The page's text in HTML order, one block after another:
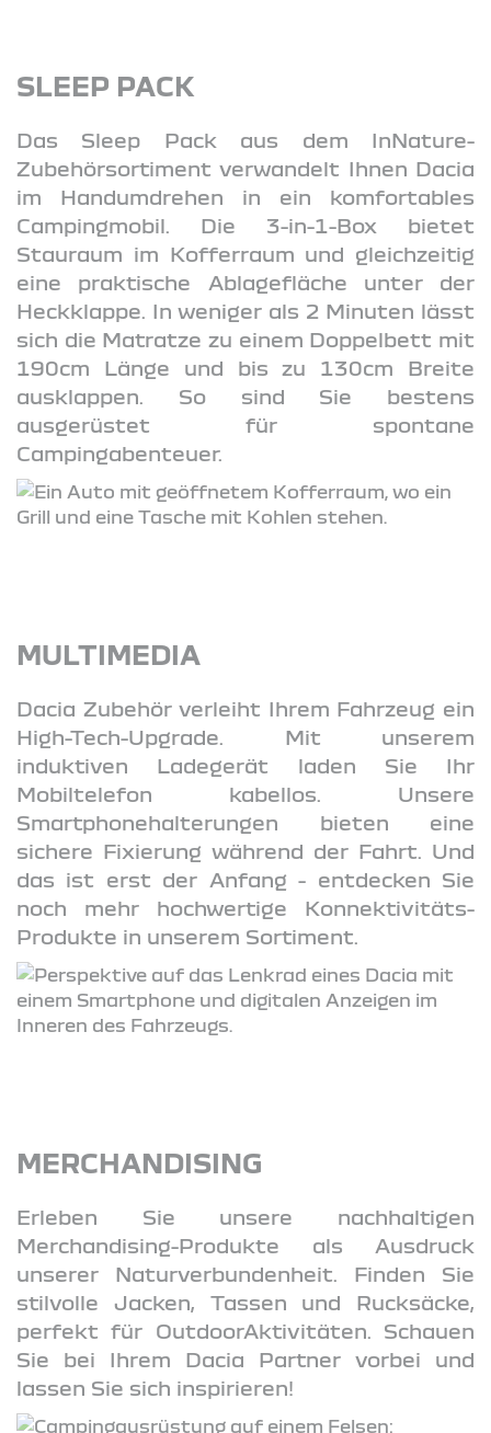
SLEEP PACK
Das Sleep Pack aus dem InNature-
Zubehörsortiment verwandelt Ihnen Dacia
im Handumdrehen in ein komfortables
Campingmobil. Die 3-in-1-Box bietet
Stauraum im Kofferraum und gleichzeitig
eine praktische Ablagefläche unter der
Heckklappe. In weniger als 2 Minuten lässt
sich die Matratze zu einem Doppelbett mit
190cm Länge und bis zu 130cm Breite
ausklappen. So sind Sie bestens
ausgerüstet für spontane
Campingabenteuer.
MULTIMEDIA
Dacia Zubehör verleiht Ihrem Fahrzeug ein
High-Tech-Upgrade. Mit unserem
induktiven Ladegerät laden Sie Ihr
Mobiltelefon kabellos. Unsere
Smartphonehalterungen bieten eine
sichere Fixierung während der Fahrt. Und
das ist erst der Anfang - entdecken Sie
noch mehr hochwertige Konnektivitäts-
Produkte in unserem Sortiment.
MERCHANDISING
Erleben Sie unsere nachhaltigen
Merchandising-Produkte als Ausdruck
unserer Naturverbundenheit. Finden Sie
stilvolle Jacken, Tassen und Rucksäcke,
perfekt für OutdoorAktivitäten. Schauen
Sie bei Ihrem Dacia Partner vorbei und
lassen Sie sich inspirieren!